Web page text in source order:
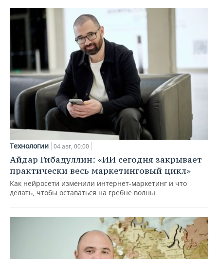
Технологии 04 авг, 00:00
Айдар Гибадуллин: «ИИ сегодня закрывает
практически весь маркетинговый цикл»
Как нейросети изменили интернет-маркетинг и что
делать, чтобы оставаться на гребне волны